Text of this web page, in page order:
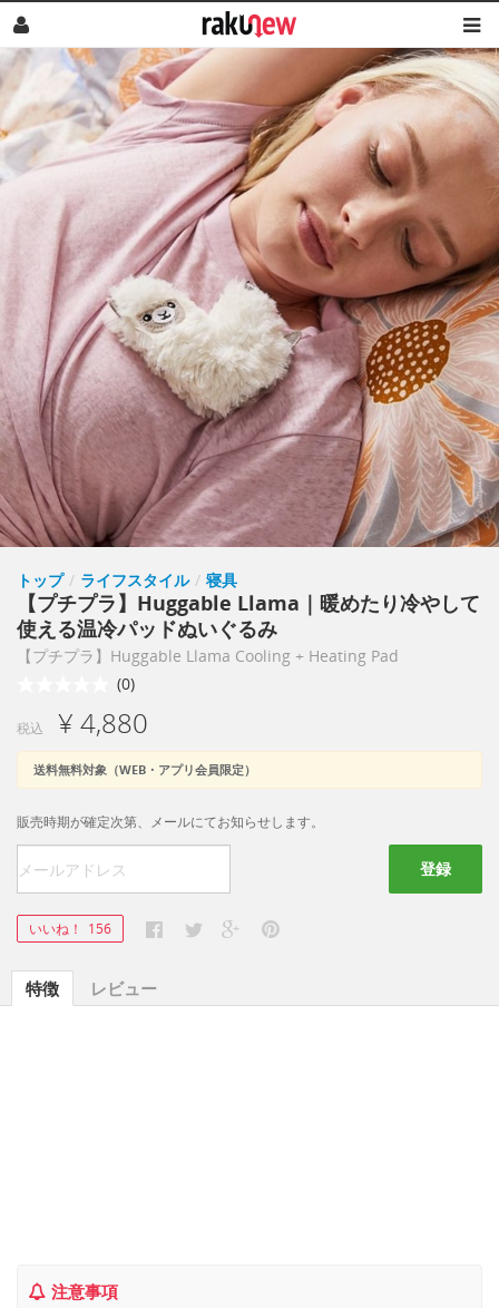
トップ / ライフスタイル / 寝具
【プチプラ】Huggable Llama｜暖めたり冷やして
使える温冷パッドぬいぐるみ
【プチプラ】Huggable Llama Cooling + Heating Pad
(0)
税込 ¥ 4,880
送料無料対象（WEB・アプリ会員限定）
販売時期が確定次第、メールにてお知らせします。
登録
いいね！ 156
特徴 レビュー
注意事項